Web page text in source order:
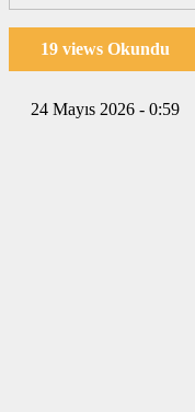
19 views Okundu
24 Mayıs 2026 - 0:59